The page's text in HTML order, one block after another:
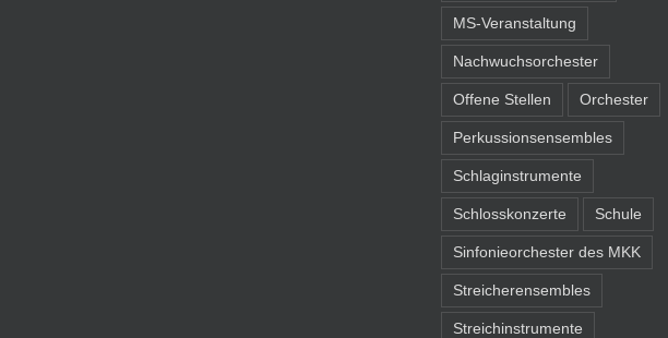
MS-Veranstaltung
Nachwuchsorchester
Offene Stellen Orchester
Perkussionsensembles
Schlaginstrumente
Schlosskonzerte Schule
Sinfonieorchester des MKK
Streicherensembles
Streichinstrumente